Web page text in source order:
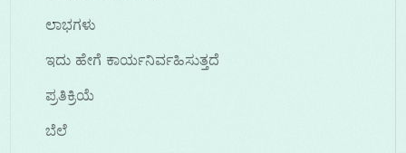
ಲಾಭಗಳು
ಇದು ಹೇಗೆ ಕಾರ್ಯನಿರ್ವಹಿಸುತ್ತದೆ
ಪ್ರತಿಕ್ರಿಯೆ
ಬೆಲೆ